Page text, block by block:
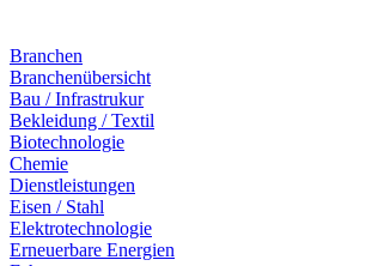
Branchen
Branchenübersicht
Bau / Infrastrukur
Bekleidung / Textil
Biotechnologie
Chemie
Dienstleistungen
Eisen / Stahl
Elektrotechnologie
Erneuerbare Energien